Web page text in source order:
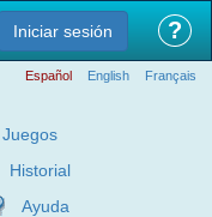
Iniciar sesión ?
Español English Français
Juegos
Historial
Ayuda